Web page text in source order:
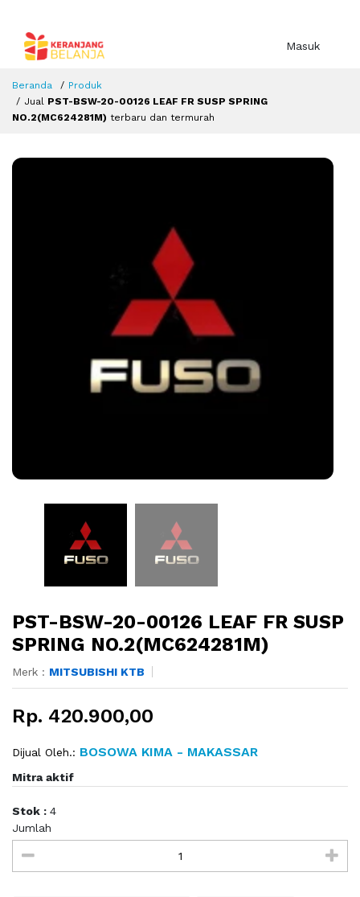
Masuk
Beranda
Produk
Jual PST-BSW-20-00126 LEAF FR SUSP SPRING
NO.2(MC624281M) terbaru dan termurah
PST-BSW-20-00126 LEAF FR SUSP
SPRING NO.2(MC624281M)
Merk : MITSUBISHI KTB
Rp. 420.900,00
Dijual Oleh.: BOSOWA KIMA - MAKASSAR
Mitra aktif
Stok : 4
Jumlah